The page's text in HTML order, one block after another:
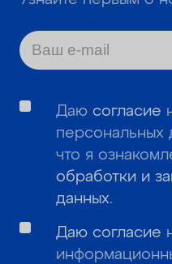
Даю согласие
персональных
что я
обработки и
данных.
Даю согласие